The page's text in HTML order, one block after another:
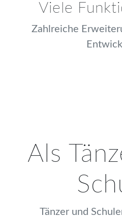
Viele
Zahlreiche
Als
Tänzer und